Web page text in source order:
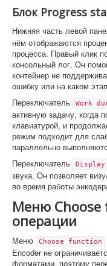
Блок Progress
Нижняя часть левой
нём отображаются
процесса. Правый клик
консольный лог. Он
контейнер не
ошибку или на каком
Переключатель
Work
активную задачу, когда
клавиатурой, и
режим подходит для
параллельно
Переключатель
Display
звука. Он позволяет
во время работы
Меню Choose
операции
Меню Choose function
Encoder не
форматами, поэтому